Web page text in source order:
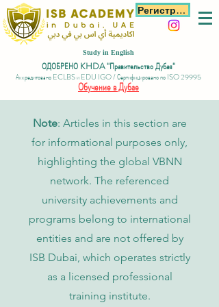
Регистрация
Study in English
ОДОБРЕНО KHDA "Правительство Дубая"
Аккредитовано ECLBS и EDU IGO / Сертифицировано по ISO 29995
Обучение в Дубае
Note: Articles in this section are
for informational purposes only,
highlighting the global VBNN
network. The referenced
university achievements and
programs belong to international
entities and are not offered by
ISB Dubai, which operates strictly
as a licensed professional
training institute.